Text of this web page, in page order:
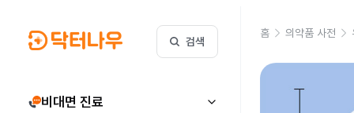
검색
비대면 진료
홈 의약품 사전